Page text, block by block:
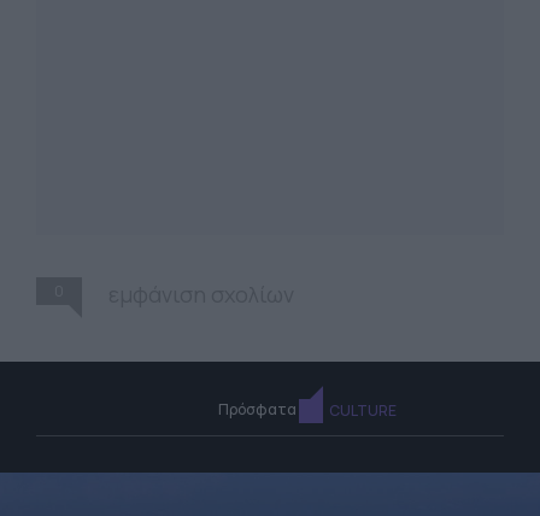
Πρόσφατα CULTURE